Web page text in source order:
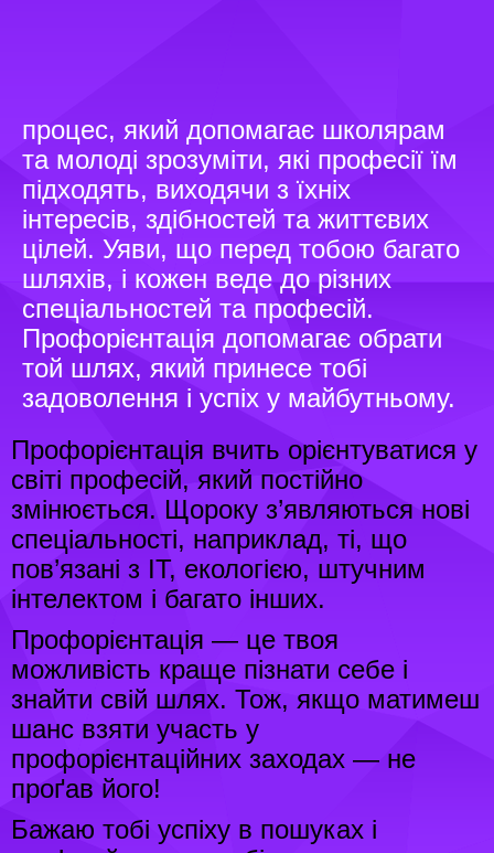
процес, який допомагає школярам
та молоді зрозуміти, які професії їм
підходять, виходячи з їхніх
інтересів, здібностей та життєвих
цілей. Уяви, що перед тобою багато
шляхів, і кожен веде до різних
спеціальностей та професій.
Профорієнтація допомагає обрати
той шлях, який принесе тобі
задоволення і успіх у майбутньому.
Профорієнтація вчить орієнтуватися у
світі професій, який постійно
змінюється. Щороку з’являються нові
спеціальності, наприклад, ті, що
пов’язані з IT, екологією, штучним
інтелектом і багато інших.
Профорієнтація — це твоя
можливість краще пізнати себе і
знайти свій шлях. Тож, якщо матимеш
шанс взяти участь у
профорієнтаційних заходах — не
проґав його!
Бажаю тобі успіху в пошуках і